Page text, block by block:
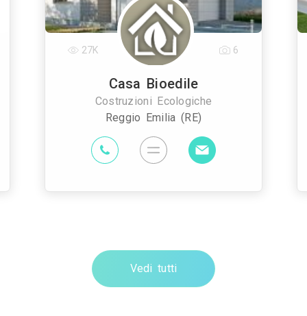
Casa Bioedile
Costruzioni Ecologiche
Reggio Emilia (RE)
27K 6
Vedi tutti